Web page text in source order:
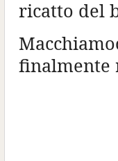
ricatto del
finalmente